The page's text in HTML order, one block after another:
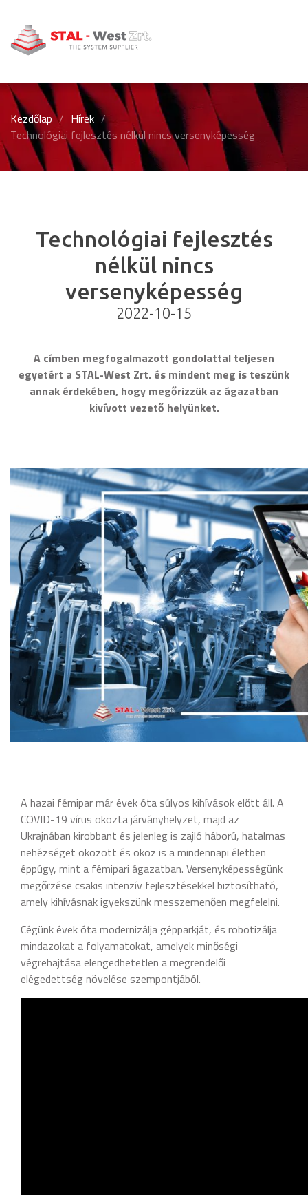
Kezdőlap / Hírek /
Technológiai fejlesztés nélkül nincs versenyképesség
Technológiai fejlesztés
nélkül nincs
versenyképesség
2022-10-15
A címben megfogalmazott gondolattal teljesen
egyetért a STAL-West Zrt. és mindent meg is teszünk
annak érdekében, hogy megőrizzük az ágazatban
kivívott vezető helyünket.
A hazai fémipar már évek óta súlyos kihívások előtt áll. A
COVID-19 vírus okozta járványhelyzet, majd az
Ukrajnában kirobbant és jelenleg is zajló háború, hatalmas
nehézséget okozott és okoz is a mindennapi életben
éppúgy, mint a fémipari ágazatban. Versenyképességünk
megőrzése csakis intenzív fejlesztésekkel biztosítható,
amely kihívásnak igyekszünk messzemenően megfelelni.
Cégünk évek óta modernizálja gépparkját, és robotizálja
mindazokat a folyamatokat, amelyek minőségi
végrehajtása elengedhetetlen a megrendelői
elégedettség növelése szempontjából.